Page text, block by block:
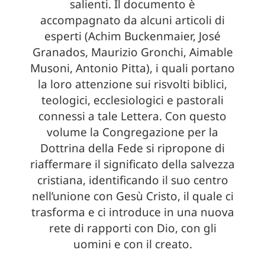
salienti. Il documento è
accompagnato da alcuni articoli di
esperti (Achim Buckenmaier, José
Granados, Maurizio Gronchi, Aimable
Musoni, Antonio Pitta), i quali portano
la loro attenzione sui risvolti biblici,
teologici, ecclesiologici e pastorali
connessi a tale Lettera. Con questo
volume la Congregazione per la
Dottrina della Fede si ripropone di
riaffermare il significato della salvezza
cristiana, identificando il suo centro
nell’unione con Gesù Cristo, il quale ci
trasforma e ci introduce in una nuova
rete di rapporti con Dio, con gli
uomini e con il creato.